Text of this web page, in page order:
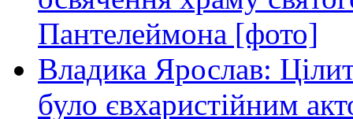
Пантелеймона [фото]
Владика Ярослав:
було євхаристійним